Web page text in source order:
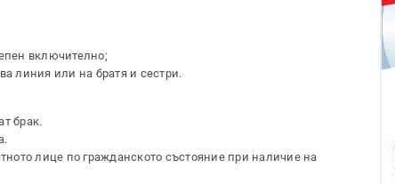
включително;
линия или на братя и сестри.
брак.
лице по гражданското състояние при наличие на